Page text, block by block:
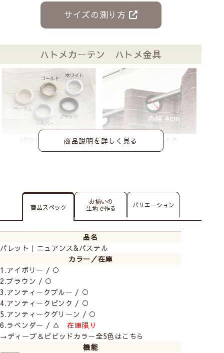
サイズの測り方
ハトメカーテン ハトメ金具
商品説明を詳しく見る
商品スペック
お揃いの
生地で作る
バリエーション
品名
パレット｜ニュアンス&パステル
カラー／在庫
1.アイボリー / ○
2.ブラウン / ○
3.アンティークブルー / ○
4.アンティークピンク / ○
5.アンティークグリーン / ○
6.ラベンダー / △在庫限り
→ディープ＆ビビッドカラー全5色はこちら
機能